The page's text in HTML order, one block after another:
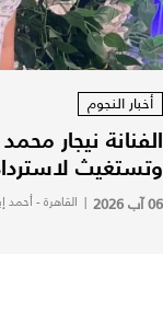
أخبار النجوم
الفنانة نيجار
وتستغيث
06 آب 2026 | القاهرة - أحمد